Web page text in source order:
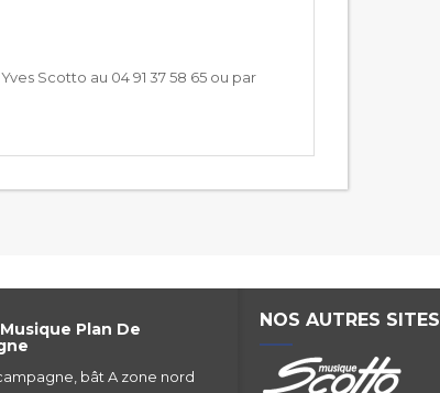
Scotto au 04 91 37 58 65 ou par
Plan De
bât A zone nord
NOS AUTRES SITES